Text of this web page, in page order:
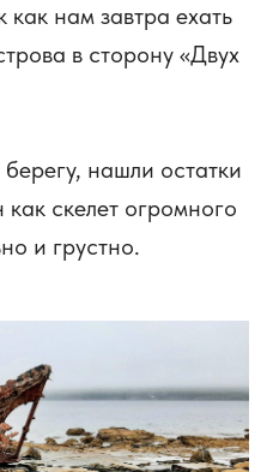
как нам завтра ехать
в сторону «Двух
нашли остатки
скелет огромного
и грустно.